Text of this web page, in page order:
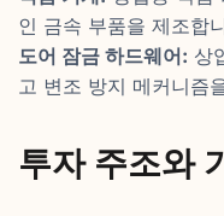
인 금속 부품을 제조합
도어 잠금 하드웨어: 상
고 변조 방지 메커니즘
투자 주조와